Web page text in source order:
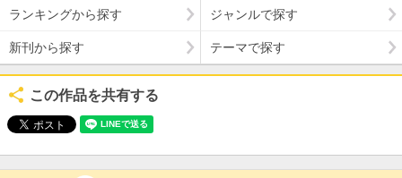
ランキングから探す ジャンルで探す
新刊から探す テーマで探す
この作品を共有する